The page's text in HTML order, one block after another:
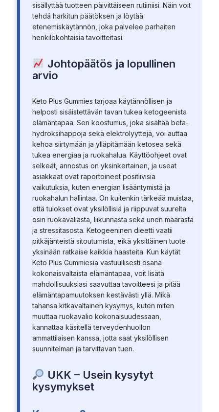
sisällyttää tuotteen päivittäiseen rutiiniisi. Näin voit
tehdä harkitun päätöksen ja löytää
etenemiskäytännön, joka palvelee parhaiten
henkilökohtaisia tavoitteitasi.
Johtopäätös ja lopullinen
arvio
Keto Plus Gummies tarjoaa käytännöllisen ja
helposti sisäistettävän tavan tukea ketogeenista
elämäntapaa. Sen koostumus, joka sisältää beta-
hydroksihappoja sekä elektrolyyttejä, voi auttaa
kehoa siirtymään ja ylläpitämään ketosea sekä
tukea energiaa ja ruokahalua. Käyttöohjeet ovat
selkeät, annostus on yksinkertainen, ja useat
asiakkaat ovat raportoineet positiivisia
vaikutuksia, kuten energian lisääntymistä ja
ruokahalun hallintaa. On kuitenkin tärkeää muistaa,
että tulokset ovat yksilöllisiä ja riippuvat suurelta
osin ruokavaliasta, liikunnasta sekä unen määrästä
ja stressitasosta. Ketogeeninen dieetti vaatii
pitkäjänteistä sitoutumista, eikä yksittäinen tuote
yksinään ratkaise kaikkia haasteita. Kun käytät
Keto Plus Gummiesia vastuullisesti osana
kokonaisvaltaista elämäntapaa, voit lisätä
mahdollisuuksiasi saavuttaa tavoitteesi ja pitää
elämäntapamuutoksen kestävästi yllä. Mikä
tahansa kitkavaltainen kysymys, kuten miten
muuttaa ruokavalio kokonaisuudessaan,
kannattaa käsitellä terveydenhuollon
ammattilaisen kanssa, jotta saat yksilöllisen
suunnitelman ja tarvittavan tuen.
UKK – Usein kysytyt
kysymykset